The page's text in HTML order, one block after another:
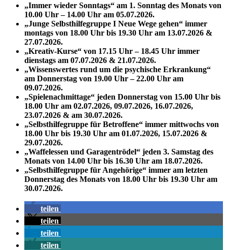
„Immer wieder Sonntags“ am 1. Sonntag des Monats von
10.00 Uhr – 14.00 Uhr am 05.07.2026.
„Junge Selbsthilfegruppe I Neue Wege gehen“ immer
montags von 18.00 Uhr bis 19.30 Uhr am 13.07.2026 &
27.07.2026.
„Kreativ-Kurse“ von 17.15 Uhr – 18.45 Uhr immer
dienstags am 07.07.2026 & 21.07.2026.
„Wissenswertes rund um die psychische Erkrankung“
am Donnerstag von 19.00 Uhr – 22.00 Uhr am
09.07.2026.
„Spielenachmittage“ jeden Donnerstag von 15.00 Uhr bis
18.00 Uhr am 02.07.2026, 09.07.2026, 16.07.2026,
23.07.2026 & am 30.07.2026.
„Selbsthilfegruppe für Betroffene“ immer mittwochs von
18.00 Uhr bis 19.30 Uhr am 01.07.2026, 15.07.2026 &
29.07.2026.
„Waffelessen und Garagentrödel“ jeden 3. Samstag des
Monats von 14.00 Uhr bis 16.30 Uhr am 18.07.2026.
„Selbsthilfegruppe für Angehörige“ immer am letzten
Donnerstag des Monats von 18.00 Uhr bis 19.30 Uhr am
30.07.2026.
teilen
teilen
teilen
teilen